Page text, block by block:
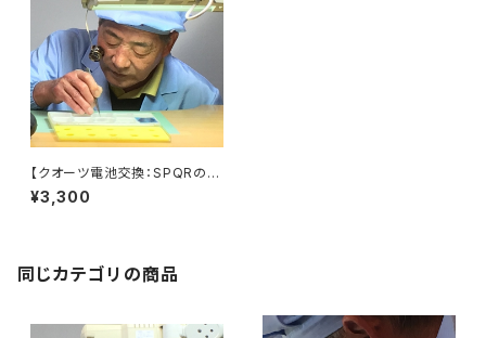
【クオーツ電池交換：SPQRのク
オーツ全般】作業終了後にお手
続きをお願いします
¥3,300
同じカテゴリの商品